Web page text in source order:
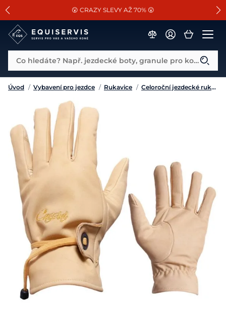
SLEVA 13% na vše od Cassini!
😮 CRAZY SLEVY AŽ 70% 😮
📐Pasování a doplňky k vybraným sedlům ZDARMA 🐴
Co hledáte? Např. jezdecké boty, granule pro koně...
Úvod / Vybavení pro jezdce / Rukavice / Celoroční jezdecké rukavice